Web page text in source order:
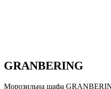
GRANBERING
Морозильна шафа